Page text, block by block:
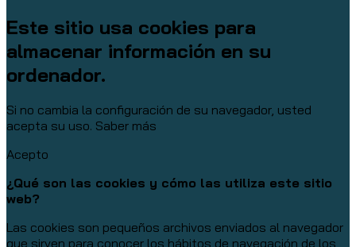
Este sitio usa cookies para
almacenar información en su
ordenador.
Si no cambia la configuración de su navegador, usted
acepta su uso. Saber más
Acepto
¿Qué son las cookies y cómo las utiliza este sitio
web?
Las cookies son pequeños archivos enviados al navegador
que sirven para conocer los hábitos de navegación de los